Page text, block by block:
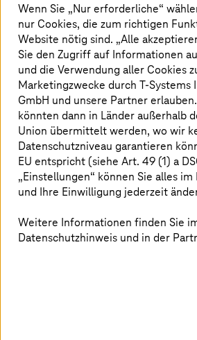
Anforderungen zentral.
Plattformen bieten Lösungen,
Flexibilität und Kontrolle
europäische Standards
Unser E-Book gibt
drängende Fragen zur
Souveränität:
Was ist digitale Souveränität?
Wie behalten Unternehmen
Daten und ihre Infrastruktur?
Wenn Sie „Nur erforderliche“
nur Cookies, die zum richtigen
Website nötig sind. „Alle
Sie den Zugriff auf Informationen
und die Verwendung aller Cookies
Marketingzwecke durchT-Systems
GmbH und unsere Partner
könnten dann in Länder außerhalb
Union übermittelt werden, wo wir
Datenschutzniveau garantieren
EU entspricht (siehe Art. 49 (1) a
„Einstellungen“ können Sie alles
und Ihre Einwilligung jederzeit
Weitere Informationen finden Sie
Datenschutzhinweis und in der